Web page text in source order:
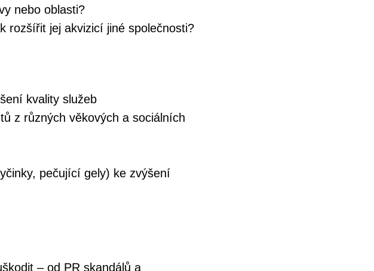
nebo oblasti?
rozšířit jej akvizicí jiné společnosti?
kvality služeb
z různých věkových a sociálních
pečující gely) ke zvýšení
– od PR skandálů a